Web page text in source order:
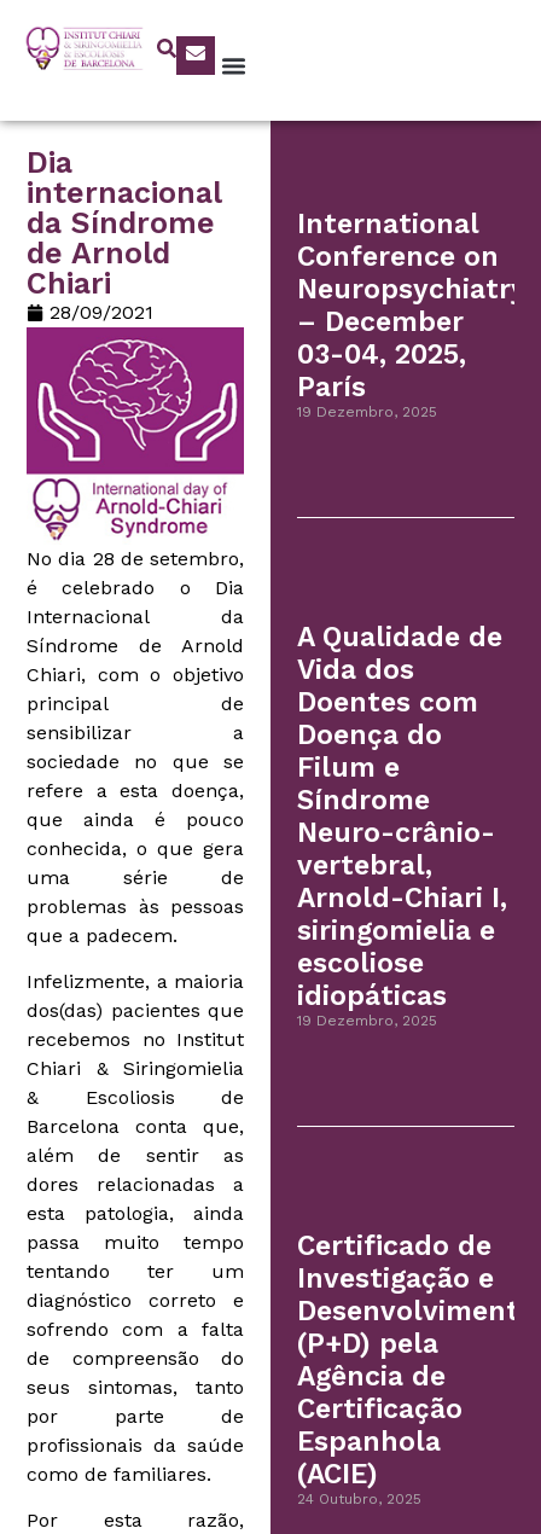
Dia
internacional
da Síndrome
de Arnold
Chiari
28/09/2021
No dia 28 de setembro,
é celebrado o Dia
Internacional da
Síndrome de Arnold
Chiari, com o objetivo
principal de
sensibilizar a
sociedade no que se
refere a esta doença,
que ainda é pouco
conhecida, o que gera
uma série de
problemas às pessoas
que a padecem.
Infelizmente, a maioria
dos(das) pacientes que
recebemos no Institut
Chiari & Siringomielia
& Escoliosis de
Barcelona conta que,
além de sentir as
dores relacionadas a
esta patologia, ainda
passa muito tempo
tentando ter um
diagnóstico correto e
sofrendo com a falta
de compreensão do
seus sintomas, tanto
por parte de
profissionais da saúde
como de familiares.
Por esta razão,
International
Conference on
Neuropsychiatry
– December
03-04, 2025,
París
19 Dezembro, 2025
A Qualidade de
Vida dos
Doentes com
Doença do
Filum e
Síndrome
Neuro-crânio-
vertebral,
Arnold-Chiari I,
siringomielia e
escoliose
idiopáticas
19 Dezembro, 2025
Certificado de
Investigação e
Desenvolvimento
(P+D) pela
Agência de
Certificação
Espanhola
(ACIE)
24 Outubro, 2025